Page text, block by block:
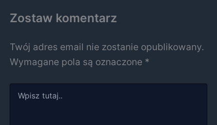
Zostaw komentarz
Twój adres email nie zostanie opublikowany.
Wymagane pola są oznaczone *
tutaj..